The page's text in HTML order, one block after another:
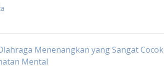
Menenangkan yang Sangat Cocok
Mental